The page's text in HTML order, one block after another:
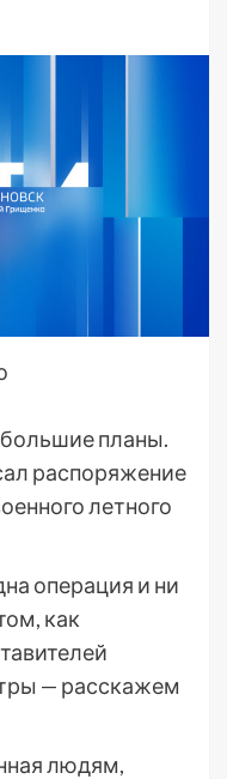
планы.
распоряжение
летного
операция и ни
как
— расскажем
людям,